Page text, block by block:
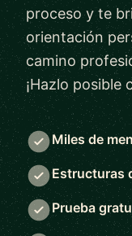
proceso y te
orientación
camino
¡Hazlo posible
Miles de
Estructuras
Prueba